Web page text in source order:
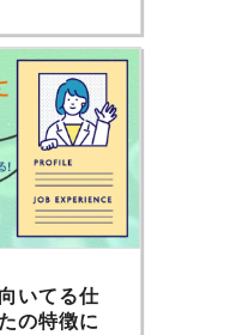
いてる仕
の特徴に